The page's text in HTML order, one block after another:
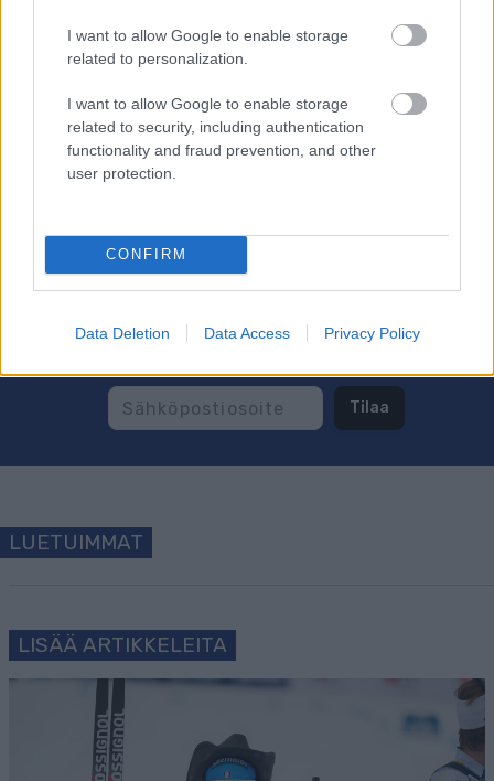
I want to allow Google to enable storage
related to personalization.
I want to allow Google to enable storage
related to security, including authentication
functionality and fraud prevention, and other
user protection.
CONFIRM
Data Deletion Data Access Privacy Policy
Miro Karppasen kausi kääntyi
Imatralla – tähtäimessä huippuonnistuminen
Marcialongassa
Tilaa uutiskirjeemme
Tilaa
LUETUIMMAT
LISÄÄ ARTIKKELEITA